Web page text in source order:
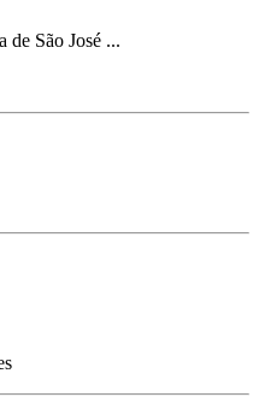
de São José ...